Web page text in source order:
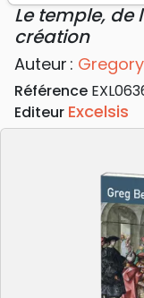
Le temple, de
création
Auteur :
Référence
Editeur Excelsis